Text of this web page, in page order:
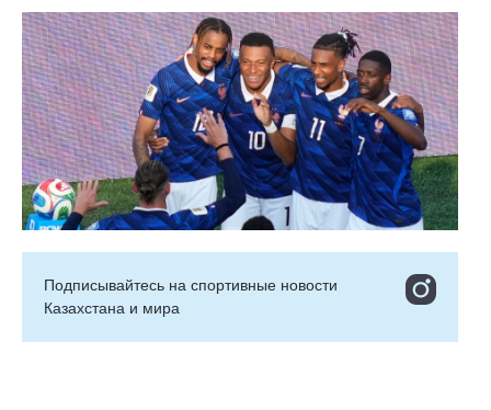
Подписывайтесь на cпортивные новости
Казахстана и мира